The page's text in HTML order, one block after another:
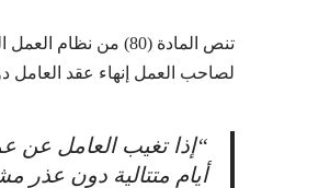
تنص المادة (80) من
لصاحب العمل إنهاء عقد العامل
“إذا تغيب العامل عن
أيام متتالية دون عذر